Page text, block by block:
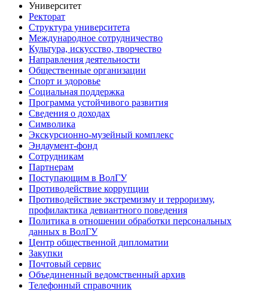
Университет
Ректорат
Структура университета
Международное сотрудничество
Культура, искусство, творчество
Направления деятельности
Общественные организации
Спорт и здоровье
Социальная поддержка
Программа устойчивого развития
Сведения о доходах
Символика
Экскурсионно-музейный комплекс
Эндаумент-фонд
Сотрудникам
Партнерам
Поступающим в ВолГУ
Противодействие коррупции
Противодействие экстремизму и терроризму,
профилактика девиантного поведения
Политика в отношении обработки персональных
данных в ВолГУ
Центр общественной дипломатии
Закупки
Почтовый сервис
Объединенный ведомственный архив
Телефонный справочник